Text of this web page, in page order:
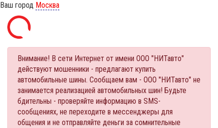
Ваш город Москва
Внимание! В сети Интернет от имени ООО "НИТавто"
действуют мошенники - предлагают купить
автомобильные шины. Сообщаем вам - ООО "НИТавто" не
занимается реализацией автомобильных шин! Будьте
бдительны - проверяйте информацию в SMS-
сообщениях, не переходите в мессенджеры для
общения и не отправляйте деньги за сомнительные